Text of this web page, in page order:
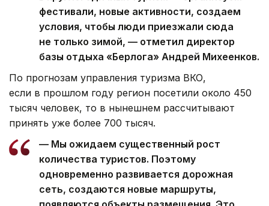
фестивали, новые активности, создаем
условия, чтобы люди приезжали сюда
не только зимой, — отметил директор
базы отдыха «Берлога» Андрей Михеенков.
По прогнозам управления туризма ВКО,
если в прошлом году регион посетили около 450
тысяч человек, то в нынешнем рассчитывают
принять уже более 700 тысяч.
— Мы ожидаем существенный рост
количества туристов. Поэтому
одновременно развивается дорожная
сеть, создаются новые маршруты,